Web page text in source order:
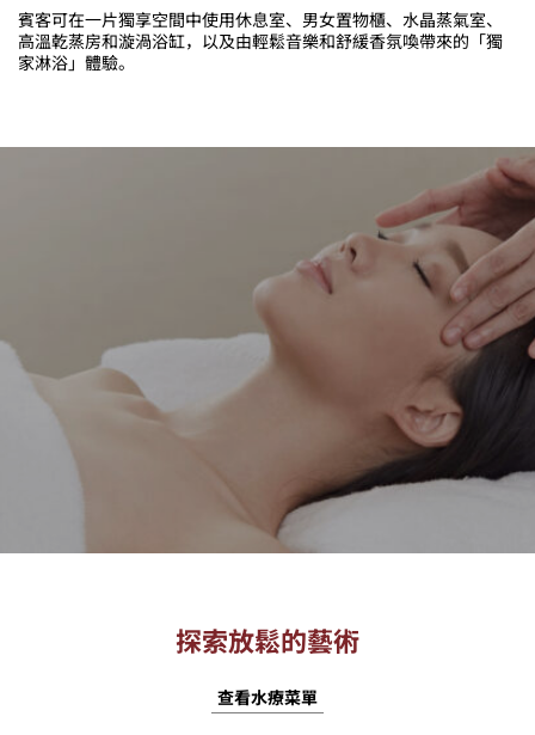
賓客可在一片獨享空間中使用休息室、男女置物櫃、水晶蒸氣室、
高溫乾蒸房和漩渦浴缸，以及由輕鬆音樂和舒緩香氛喚帶來的「獨
家淋浴」體驗。
探索放鬆的藝術
查看水療菜單